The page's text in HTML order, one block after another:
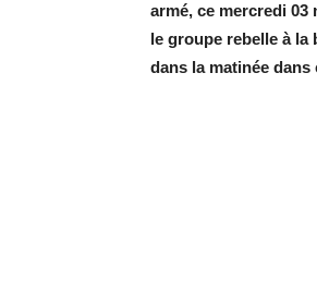
armé, ce mercredi 03
le groupe rebelle à la
dans la matinée